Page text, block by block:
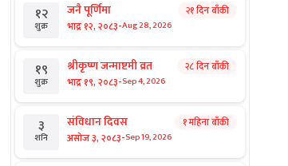
१२
शुक्र
जनै पूर्णिमा
भाद्र १२, २०८३-Aug 28, 2026
२१ दिन बाँकी
१९
शुक्र
श्रीकृष्ण जन्माष्टमी व्रत
भाद्र १९, २०८३-Sep 4, 2026
२८ दिन बाँकी
३
शनि
संविधान दिवस
असोज ३, २०८३-Sep 19, 2026
१ महिना बाँकी